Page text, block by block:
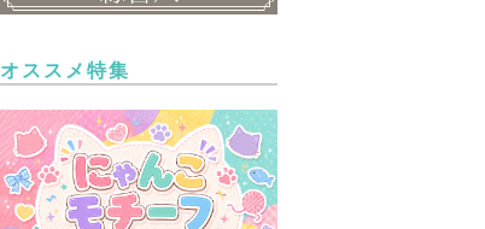
オススメ特集